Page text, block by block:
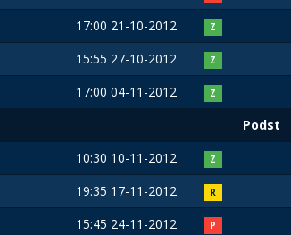
17:00 21-10-2012 Z
15:55 27-10-2012 Z
17:00 04-11-2012 Z
Podst
10:30 10-11-2012 Z
19:35 17-11-2012 R
15:45 24-11-2012 P